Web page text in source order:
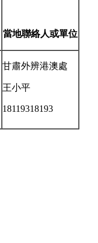
當地聯絡人或單位
甘肅外辨港澳處
王小平
18119318193